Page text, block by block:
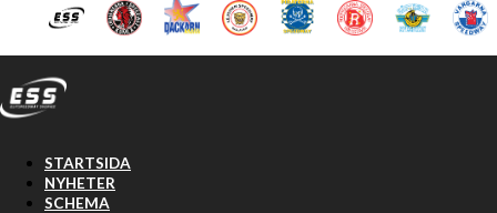
Hoppa till huvudinnehåll Hoppa till sidfot
STARTSIDA
NYHETER
SCHEMA